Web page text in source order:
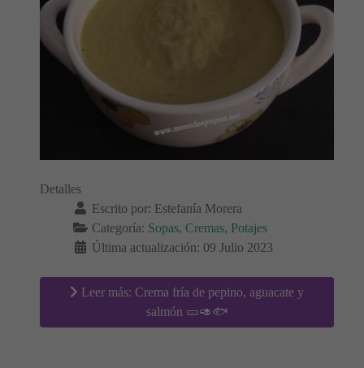
Detalles
Escrito por: Estefanía Morera
Categoría: Sopas, Cremas, Potajes
Última actualización: 09 Julio 2023
Leer más: Crema fría de pepino, aguacate y
salmón 🥒🥑🐟